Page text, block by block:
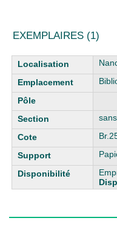
EXEMPLAIRES (1)
Liste des exemplaires